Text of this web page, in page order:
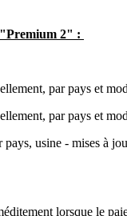
"Premium 2" :
par pays et
par pays et
usine - mises à
lorsque le